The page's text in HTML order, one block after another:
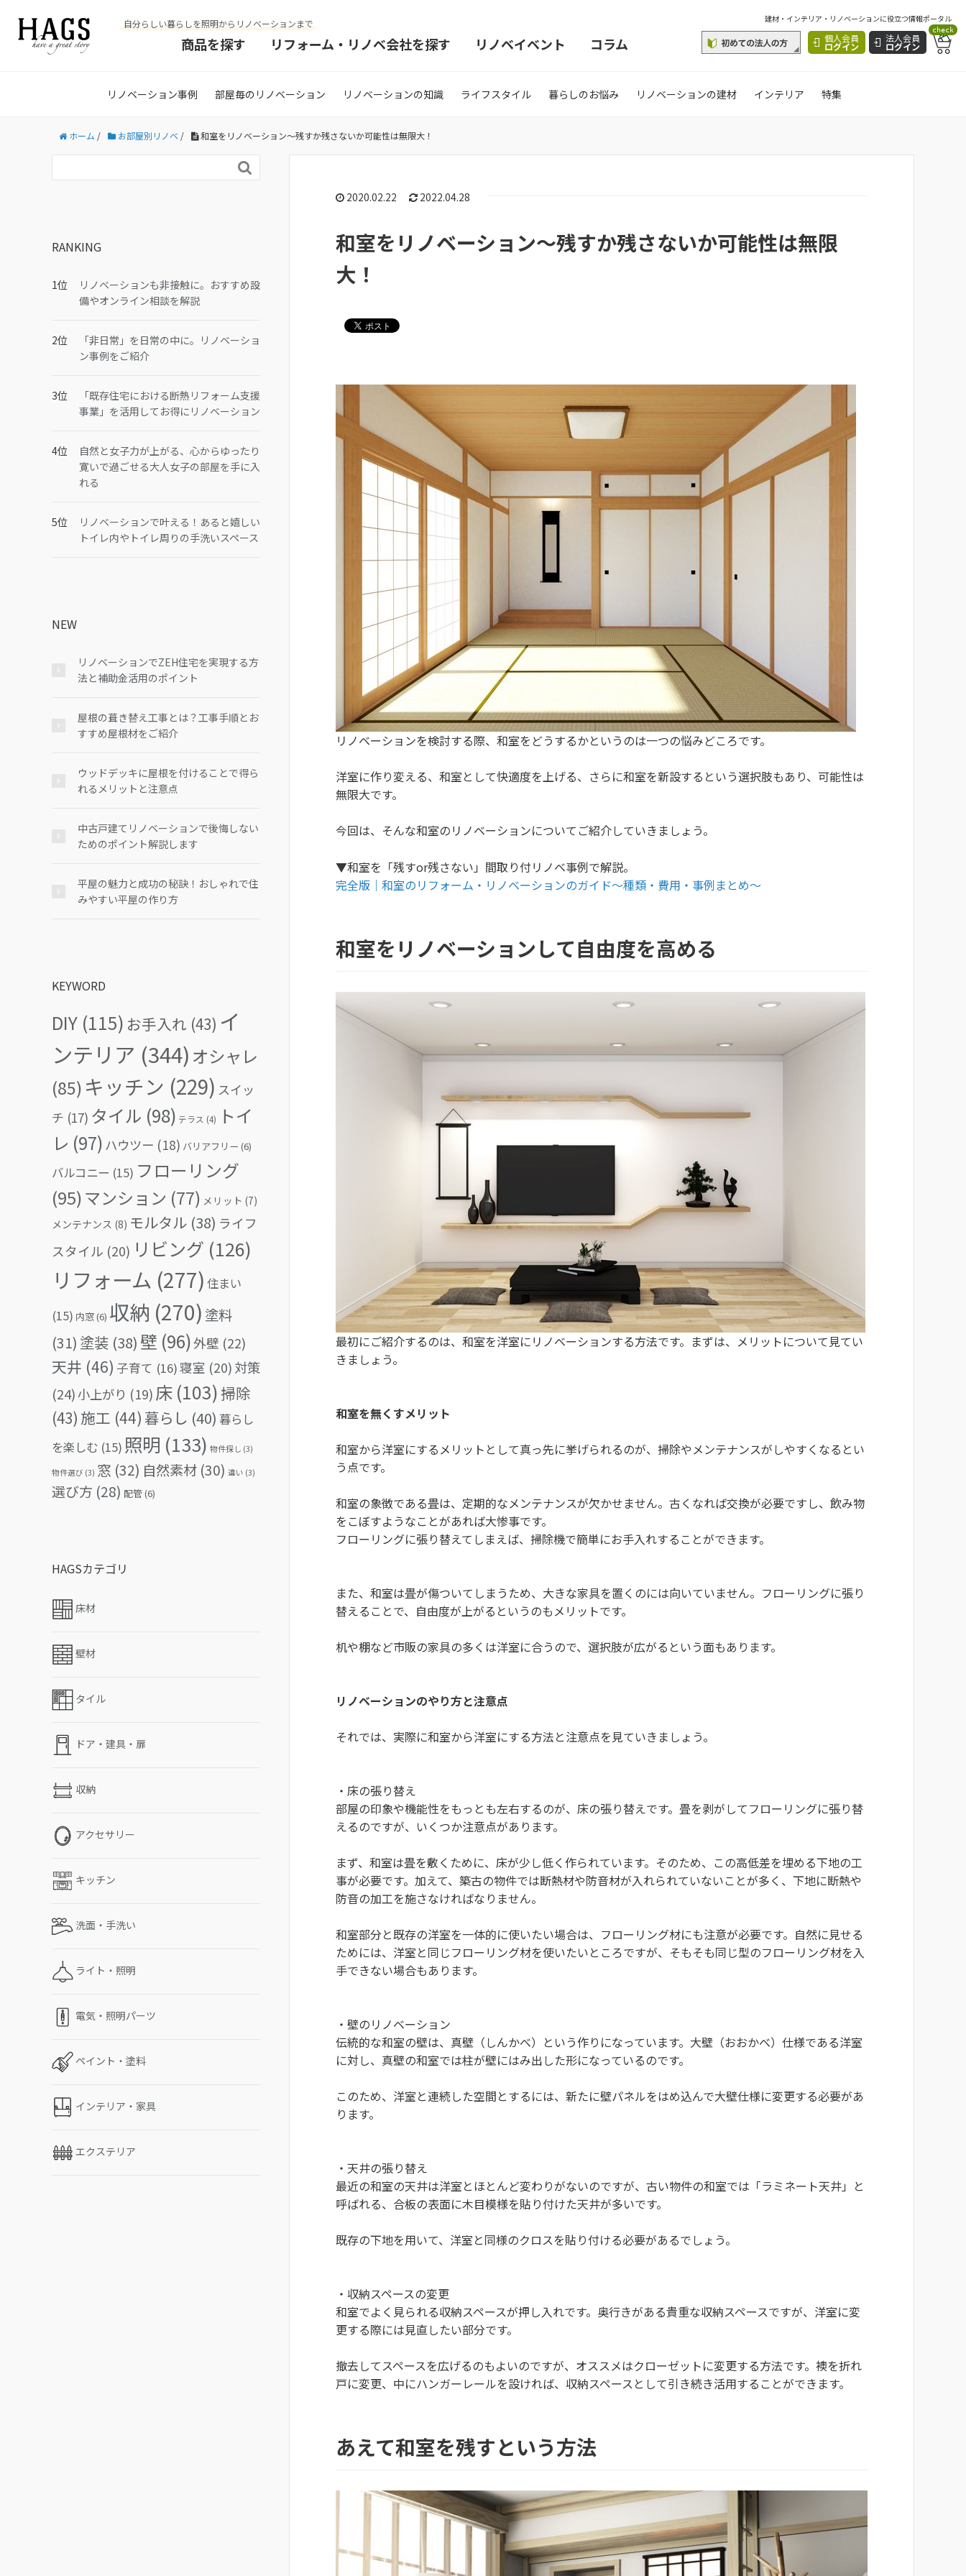
自分らしい暮らしを照明からリノベーションまで
商品を探す リフォーム・リノベ会社を探す リノベイベント コラム
建材・インテリア・リノベーションに役立つ情報ポータル
個人会員
ログイン
法人会員
ログイン
check
リノベーション事例 部屋毎のリノベーション リノベーションの知識 ライフスタイル 暮らしのお悩み リノベーションの建材 インテリア 特集
ホーム / お部屋別リノベ / 和室をリノベーション〜残すか残さないか可能性は無限大！
2020.02.22 2022.04.28
和室をリノベーション〜残すか残さないか可能性は無限
大！
リノベーションを検討する際、和室をどうするかというのは一つの悩みどころです。
洋室に作り変える、和室として快適度を上げる、さらに和室を新設するという選択肢もあり、可能性は
無限大です。
今回は、そんな和室のリノベーションについてご紹介していきましょう。
▼和室を「残すor残さない」間取り付リノベ事例で解説。
完全版｜和室のリフォーム・リノベーションのガイド〜種類・費用・事例まとめ〜
和室をリノベーションして自由度を高める
最初にご紹介するのは、和室を洋室にリノベーションする方法です。まずは、メリットについて見てい
きましょう。
和室を無くすメリット
和室から洋室にするメリットとして真っ先に挙げられるのが、掃除やメンテナンスがしやすくなるとい
う点です。
和室の象徴である畳は、定期的なメンテナンスが欠かせません。古くなれば交換が必要ですし、飲み物
をこぼすようなことがあれば大惨事です。
フローリングに張り替えてしまえば、掃除機で簡単にお手入れすることができます。
また、和室は畳が傷ついてしまうため、大きな家具を置くのには向いていません。フローリングに張り
替えることで、自由度が上がるというのもメリットです。
机や棚など市販の家具の多くは洋室に合うので、選択肢が広がるという面もあります。
リノベーションのやり方と注意点
それでは、実際に和室から洋室にする方法と注意点を見ていきましょう。
・床の張り替え
部屋の印象や機能性をもっとも左右するのが、床の張り替えです。畳を剥がしてフローリングに張り替
えるのですが、いくつか注意点があります。
まず、和室は畳を敷くために、床が少し低く作られています。そのため、この高低差を埋める下地の工
事が必要です。加えて、築古の物件では断熱材や防音材が入れられていないことが多く、下地に断熱や
防音の加工を施さなければなりません。
和室部分と既存の洋室を一体的に使いたい場合は、フローリング材にも注意が必要です。自然に見せる
ためには、洋室と同じフローリング材を使いたいところですが、そもそも同じ型のフローリング材を入
手できない場合もあります。
・壁のリノベーション
伝統的な和室の壁は、真壁（しんかべ）という作りになっています。大壁（おおかべ）仕様である洋室
に対し、真壁の和室では柱が壁にはみ出した形になっているのです。
このため、洋室と連続した空間とするには、新たに壁パネルをはめ込んで大壁仕様に変更する必要があ
ります。
・天井の張り替え
最近の和室の天井は洋室とほとんど変わりがないのですが、古い物件の和室では「ラミネート天井」と
呼ばれる、合板の表面に木目模様を貼り付けた天井が多いです。
既存の下地を用いて、洋室と同様のクロスを貼り付ける必要があるでしょう。
・収納スペースの変更
和室でよく見られる収納スペースが押し入れです。奥行きがある貴重な収納スペースですが、洋室に変
更する際には見直したい部分です。
撤去してスペースを広げるのもよいのですが、オススメはクローゼットに変更する方法です。襖を折れ
戸に変更、中にハンガーレールを設ければ、収納スペースとして引き続き活用することができます。
あえて和室を残すという方法

RANKING
リノベーションも非接触に。おすすめ設
備やオンライン相談を解説
「非日常」を日常の中に。リノベーショ
ン事例をご紹介
「既存住宅における断熱リフォーム支援
事業」を活用してお得にリノベーション
自然と女子力が上がる、心からゆったり
寛いで過ごせる大人女子の部屋を手に入
れる
リノベーションで叶える！あると嬉しい
トイレ内やトイレ周りの手洗いスペース
NEW
リノベーションでZEH住宅を実現する方
法と補助金活用のポイント
屋根の葺き替え工事とは？工事手順とお
すすめ屋根材をご紹介
ウッドデッキに屋根を付けることで得ら
れるメリットと注意点
中古戸建てリノベーションで後悔しない
ためのポイント解説します
平屋の魅力と成功の秘訣！おしゃれで住
みやすい平屋の作り方
KEYWORD
DIY (115) お手入れ (43) イ
ンテリア (344) オシャレ
(85) キッチン (229) スイッ
チ (17) タイル (98) テラス (4)
トイ
レ (97) ハウツー (18) バリアフリー (6)
バルコニー (15) フローリング
(95)マンション (77) メリット (7)
メンテナンス (8) モルタル (38) ライフ
スタイル (20) リビング (126)
リフォーム (277) 住まい
(15) 内窓(6) 収納 (270) 塗料
(31) 塗装 (38) 壁 (96)外壁 (22)
天井 (46) 子育て (16)寝室 (20) 対策
(24)小上がり (19) 床 (103)掃除
(43) 施工 (44) 暮らし (40) 暮らし
を楽しむ (15) 照明 (133) 物件探し (3)
物件選び (3) 窓 (32) 自然素材 (30) 違い (3)
選び方 (28) 配管(6)
HAGSカテゴリ
床材
壁材
タイル
ドア・建具・扉
収納
アクセサリー
キッチン
洗面・手洗い
ライト・照明
電気・照明パーツ
ペイント・塗料
インテリア・家具
エクステリア